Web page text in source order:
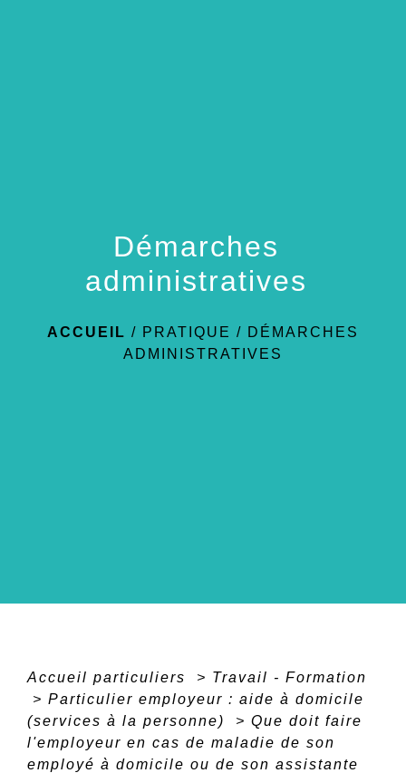
Démarches
administratives
ACCUEIL / PRATIQUE / DÉMARCHES
ADMINISTRATIVES
Accueil particuliers > Travail - Formation
> Particulier employeur : aide à domicile
(services à la personne)
> Que doit faire
l'employeur en cas de maladie de son
employé à domicile ou de son assistante